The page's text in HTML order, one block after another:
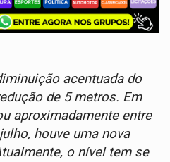
acentuada do
de 5 metros. Em
aproximadamente entre
houve uma nova
o nível tem se